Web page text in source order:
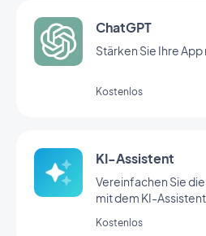
ChatGPT
Stärken Sie Ihre App
Kostenlos
KI-Assistent
Vereinfachen Sie
mit dem KI-
Kostenlos